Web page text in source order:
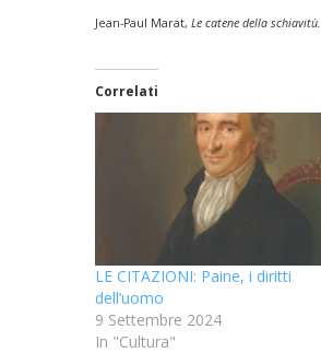
Jean-Paul Marat, Le catene della schiavitù.
Correlati
LE CITAZIONI: Paine, i diritti
dell’uomo
9 Settembre 2024
In "Cultura"